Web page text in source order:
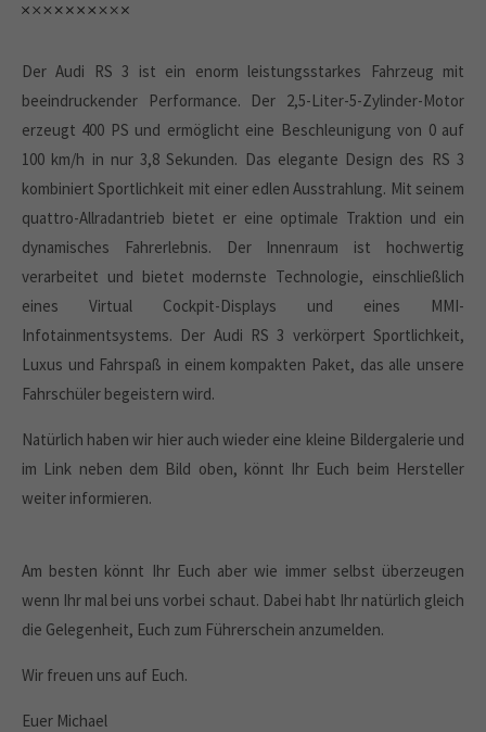
Der Audi RS 3 ist ein enorm leistungsstarkes Fahrzeug mit
beeindruckender Performance. Der 2,5-Liter-5-Zylinder-Motor
erzeugt 400 PS und ermöglicht eine Beschleunigung von 0 auf
100 km/h in nur 3,8 Sekunden. Das elegante Design des RS 3
kombiniert Sportlichkeit mit einer edlen Ausstrahlung. Mit seinem
quattro-Allradantrieb bietet er eine optimale Traktion und ein
dynamisches Fahrerlebnis. Der Innenraum ist hochwertig
verarbeitet und bietet modernste Technologie, einschließlich
eines Virtual Cockpit-Displays und eines MMI-
Infotainmentsystems. Der Audi RS 3 verkörpert Sportlichkeit,
Luxus und Fahrspaß in einem kompakten Paket, das alle unsere
Fahrschüler begeistern wird.
Natürlich haben wir hier auch wieder eine kleine Bildergalerie und
im Link neben dem Bild oben, könnt Ihr Euch beim Hersteller
weiter informieren.
Am besten könnt Ihr Euch aber wie immer selbst überzeugen
wenn Ihr mal bei uns vorbei schaut. Dabei habt Ihr natürlich gleich
die Gelegenheit, Euch zum Führerschein anzumelden.
Wir freuen uns auf Euch.
Euer Michael